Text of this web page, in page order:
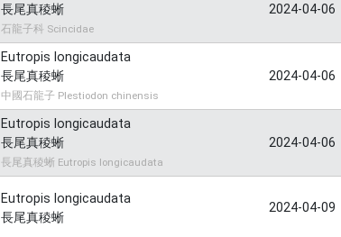
長尾真稜蜥
石龍子科 Scincidae
2024-04-06
Eutropis longicaudata
長尾真稜蜥
中國石龍子 Plestiodon chinensis
2024-04-06
Eutropis longicaudata
長尾真稜蜥
長尾真稜蜥 Eutropis longicaudata
2024-04-06
Eutropis longicaudata
長尾真稜蜥
2024-04-09